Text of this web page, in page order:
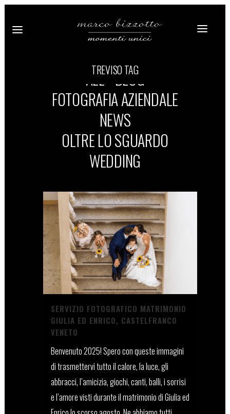
TREVISO TAG
ALL BLOG
FOTOGRAFIA AZIENDALE
NEWS
OLTRE LO SGUARDO
WEDDING
SERVIZIO FOTOGRAFICO MATRIMONIO
GIULIA ED ENRICO, CASTELFRANCO
VENETO
Benvenuto 2025! Spero con queste immagini
di trasmettervi tutto il calore, la luce, gli
abbracci, l’amicizia, giochi, canti, balli, i sorrisi
e l’amore visti durante il matrimonio di Giulia ed